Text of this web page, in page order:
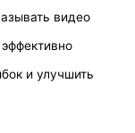
видео
и улучшить